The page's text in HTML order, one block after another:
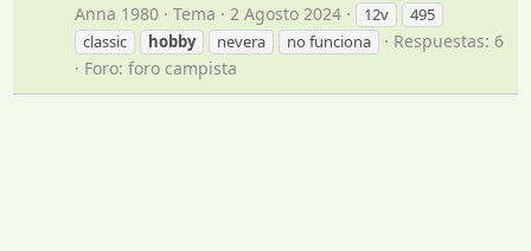
Anna 1980 Tema 2 Agosto 2024 12v
495
classic
hobby nevera no funciona
Respuestas: 6
Foro:foro campista